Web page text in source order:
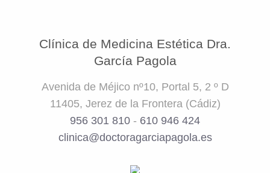
Clínica de Medicina Estética Dra.
García Pagola
Avenida de Méjico nº10, Portal 5, 2 º D
11405, Jerez de la Frontera (Cádiz)
956 301 810 - 610 946 424
clinica@doctoragarciapagola.es